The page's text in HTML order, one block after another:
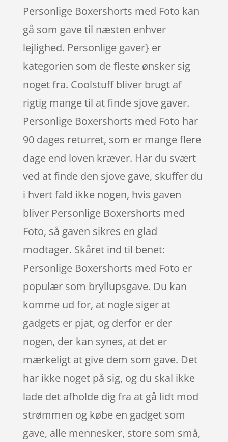
Personlige Boxershorts med Foto kan
gå som gave til næsten enhver
lejlighed. Personlige gaver} er
kategorien som de fleste ønsker sig
noget fra. Coolstuff bliver brugt af
rigtig mange til at finde sjove gaver.
Personlige Boxershorts med Foto har
90 dages returret, som er mange flere
dage end loven kræver. Har du svært
ved at finde den sjove gave, skuffer du
i hvert fald ikke nogen, hvis gaven
bliver Personlige Boxershorts med
Foto, så gaven sikres en glad
modtager. Skåret ind til benet:
Personlige Boxershorts med Foto er
populær som bryllupsgave. Du kan
komme ud for, at nogle siger at
gadgets er pjat, og derfor er der
nogen, der kan synes, at det er
mærkeligt at give dem som gave. Det
har ikke noget på sig, og du skal ikke
lade det afholde dig fra at gå lidt mod
strømmen og købe en gadget som
gave, alle mennesker, store som små,